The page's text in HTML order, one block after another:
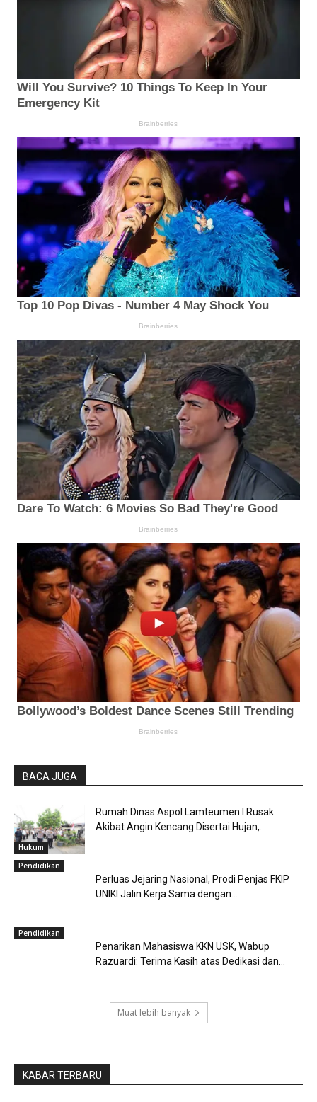
BACA JUGA
Hukum
Rumah Dinas Aspol Lamteumen I Rusak
Akibat Angin Kencang Disertai Hujan,...
Pendidikan
Perluas Jejaring Nasional, Prodi Penjas FKIP
UNIKI Jalin Kerja Sama dengan...
Pendidikan
Penarikan Mahasiswa KKN USK, Wabup
Razuardi: Terima Kasih atas Dedikasi dan...
Muat lebih banyak
KABAR TERBARU